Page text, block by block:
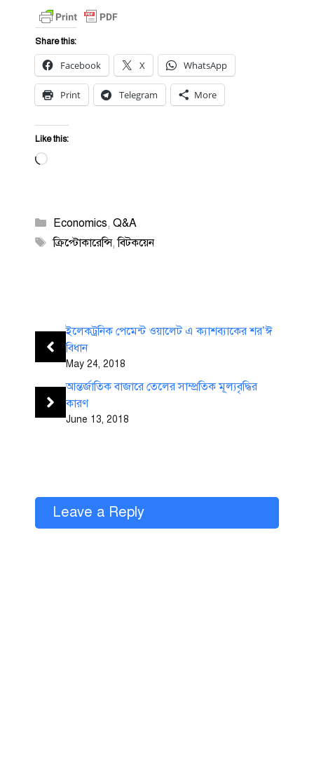
Share this:
Facebook X WhatsApp
Print Telegram More
Like this:
Loading…
Categories
Economics, Q&A
Tags
ক্রিপ্টোকারেন্সি,বিটকয়েন
ইলেকট্রনিক পেমেন্ট ওয়ালেট এ ক্যাশব্যাকের শর’ঈ
বিধান
May 24, 2018
আন্তর্জাতিক বাজারে তেলের সাম্প্রতিক মূল্যবৃদ্ধির
কারণ
June 13, 2018
Leave a Reply